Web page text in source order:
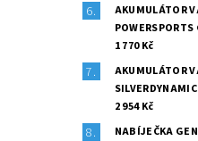
AKUMULÁTOR
1 770 Kč
AKUMULÁTOR
2 954 Kč
NABÍJEČKA